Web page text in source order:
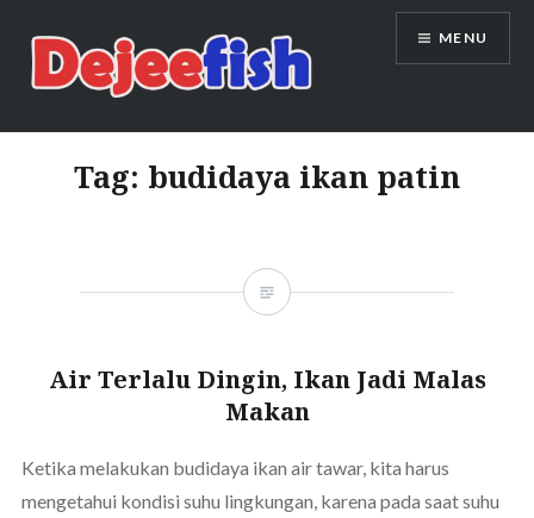
content
DEJEEFISH | PRODUSEN BENIH
IKAN BERKUALITAS INDONESIA
MENU
Tag: budidaya ikan patin
Air Terlalu Dingin, Ikan Jadi Malas
Makan
Ketika melakukan budidaya ikan air tawar, kita harus
mengetahui kondisi suhu lingkungan, karena pada saat suhu